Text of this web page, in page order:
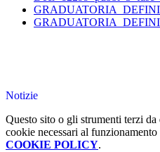
Notizie
Questo sito o gli strumenti terzi
cookie necessari al
COOKIE POLICY.